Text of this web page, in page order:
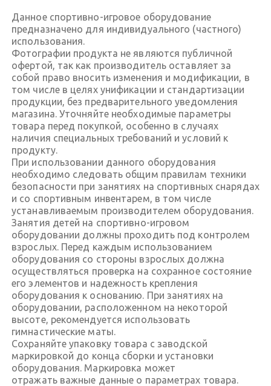
Данное спортивно-игровое оборудование
предназначено для индивидуального (частного)
использования.
Фотографии продукта не являются публичной
офертой, так как производитель оставляет за
собой право вносить изменения и модификации, в
том числе в целях унификации и стандартизации
продукции, без предварительного уведомления
магазина. Уточняйте необходимые параметры
товара перед покупкой, особенно в случаях
наличия специальных требований и условий к
продукту.
При использовании данного оборудования
необходимо следовать общим правилам техники
безопасности при занятиях на спортивных снарядах
и со спортивным инвентарем, в том числе
устанавливаемым производителем оборудования.
Занятия детей на спортивно-игровом
оборудовании должны проходить под контролем
взрослых. Перед каждым использованием
оборудования со стороны взрослых должна
осуществляться проверка на сохранное состояние
его элементов и надежность крепления
оборудования к основанию. При занятиях на
оборудовании, расположенном на некоторой
высоте, рекомендуется использовать
гимнастические маты.
Сохраняйте упаковку товара с заводской
маркировкой до конца сборки и установки
оборудования. Маркировка может
отражать важные данные о параметрах товара.